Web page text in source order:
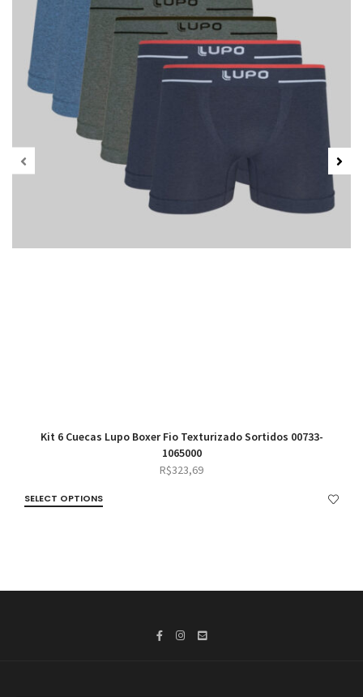
Kit 6 Cuecas Lupo Boxer Fio Texturizado Sortidos 00733-
1065000
R$323,69
SELECT OPTIONS